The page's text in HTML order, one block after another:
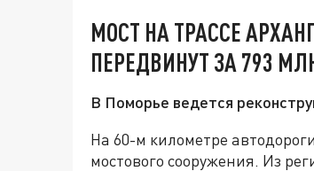
МОСТ НА ТРАССЕ
ПЕРЕДВИНУТ ЗА 793
В Поморье ведется
На 60-м километре
мостового сооружения. Из